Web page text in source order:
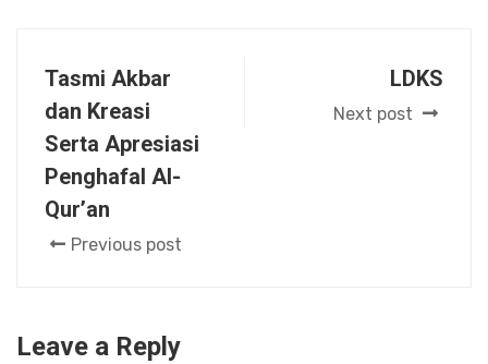
Tasmi Akbar
dan Kreasi
Serta Apresiasi
Penghafal Al-
Qur’an
Previous post
LDKS
Next post
Leave a Reply